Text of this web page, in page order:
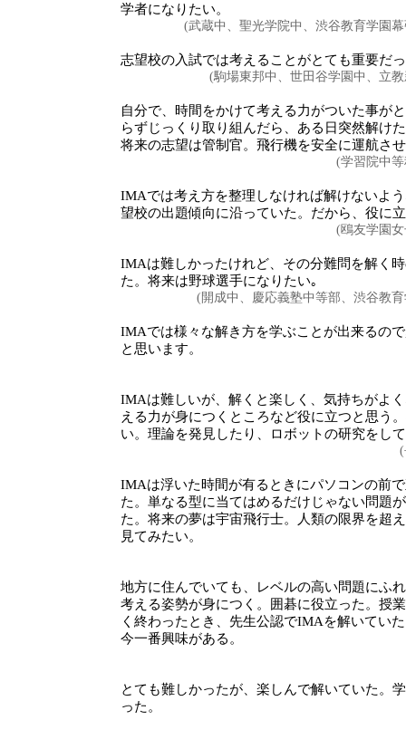
学者になりたい。
(武蔵中、聖光学院中、渋谷教育学園
志望校の入試では考えることがとても重要だ
(駒場東邦中、世田谷学園中、立
自分で、時間をかけて考える力がついた事が
らずじっくり取り組んだら、ある日突然解け
将来の志望は管制官。飛行機を安全に運航さ
(学習院中
IMAでは考え方を整理しなければ解けないよ
望校の出題傾向に沿っていた。だから、役に
(鴎友学園
IMAは難しかったけれど、その分難問を解く
た。将来は野球選手になりたい｡
(開成中、慶応義塾中等部、渋谷教
IMAでは様々な解き方を学ぶことが出来るの
と思います。
IMAは難しいが、解くと楽しく、気持ちがよ
える力が身につくところなど役に立つと思う
い。理論を発見したり、ロボットの研究をし
(
IMAは浮いた時間が有るときにパソコンの前
た。単なる型に当てはめるだけじゃない問題
た。将来の夢は宇宙飛行士。人類の限界を超
見てみたい。
地方に住んでいても、レベルの高い問題にふ
考える姿勢が身につく。囲碁に役立った。授
く終わったとき、先生公認でIMAを解いてい
今一番興味がある。
とても難しかったが、楽しんで解いていた。
った。